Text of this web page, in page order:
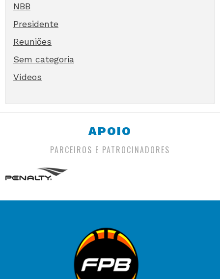
NBB
Presidente
Reuniões
Sem categoria
Vídeos
APOIO
PARCEIROS E PATROCINADORES